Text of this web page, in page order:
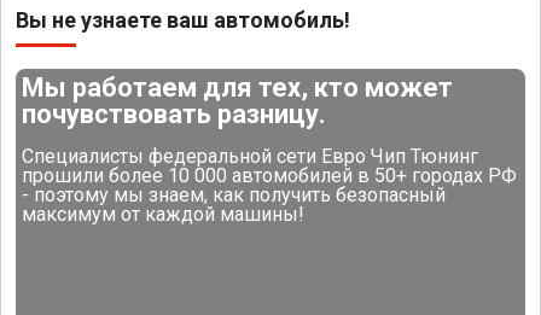
Вы не узнаете ваш автомобиль!
Мы работаем для тех, кто может
почувствовать разницу.
Специалисты федеральной сети Евро Чип Тюнинг
прошили более 10 000 автомобилей в 50+ городах РФ
- поэтому мы знаем, как получить безопасный
максимум от каждой машины!